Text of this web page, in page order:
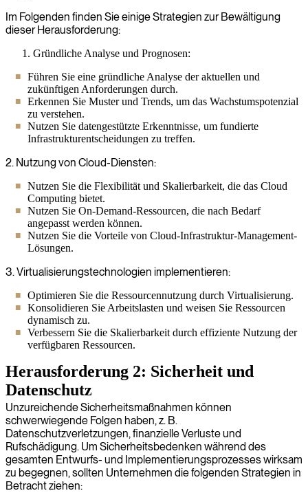
Im Folgenden finden Sie einige Strategien zur Bewältigung
dieser Herausforderung:
Gründliche Analyse und Prognosen:
Führen Sie eine gründliche Analyse der aktuellen und
zukünftigen Anforderungen durch.
Erkennen Sie Muster und Trends, um das Wachstumspotenzial
zu verstehen.
Nutzen Sie datengestützte Erkenntnisse, um fundierte
Infrastrukturentscheidungen zu treffen.
2. Nutzung von Cloud-Diensten:
Nutzen Sie die Flexibilität und Skalierbarkeit, die das Cloud
Computing bietet.
Nutzen Sie On-Demand-Ressourcen, die nach Bedarf
angepasst werden können.
Nutzen Sie die Vorteile von Cloud-Infrastruktur-Management-
Lösungen.
3. Virtualisierungstechnologien implementieren:
Optimieren Sie die Ressourcennutzung durch Virtualisierung.
Konsolidieren Sie Arbeitslasten und weisen Sie Ressourcen
dynamisch zu.
Verbessern Sie die Skalierbarkeit durch effiziente Nutzung der
verfügbaren Ressourcen.
Herausforderung 2: Sicherheit und
Datenschutz
Unzureichende Sicherheitsmaßnahmen können
schwerwiegende Folgen haben, z. B.
Datenschutzverletzungen, finanzielle Verluste und
Rufschädigung. Um Sicherheitsbedenken während des
gesamten Entwurfs- und Implementierungsprozesses wirksam
zu begegnen, sollten Unternehmen die folgenden Strategien in
Betracht ziehen: